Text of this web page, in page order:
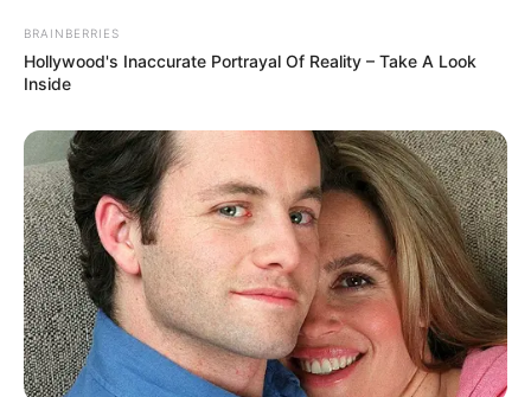
BRAINBERRIES
Hollywood's Inaccurate Portrayal Of Reality – Take A Look
Inside